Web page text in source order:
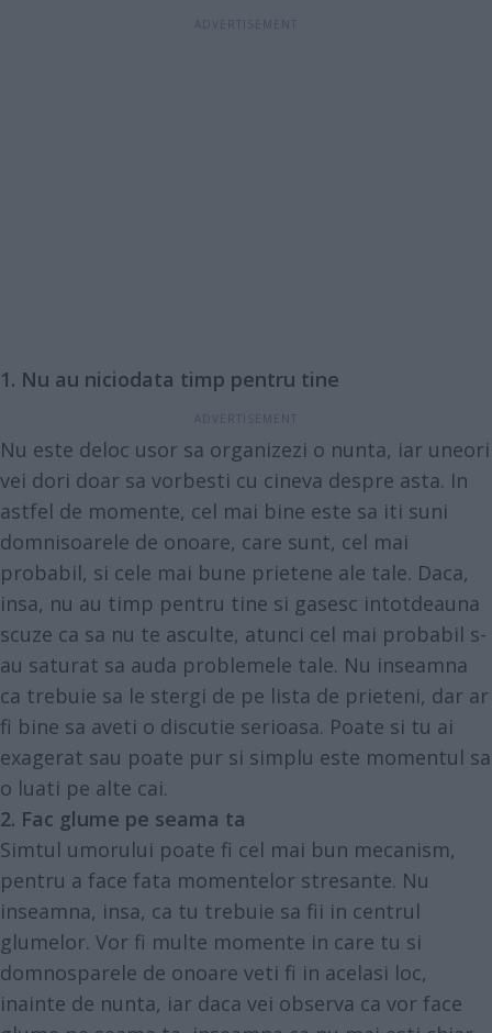
1. Nu au niciodata timp pentru tine
Nu este deloc usor sa organizezi o nunta, iar uneori
vei dori doar sa vorbesti cu cineva despre asta. In
astfel de momente, cel mai bine este sa iti suni
domnisoarele de onoare, care sunt, cel mai
probabil, si cele mai bune prietene ale tale. Daca,
insa, nu au timp pentru tine si gasesc intotdeauna
scuze ca sa nu te asculte, atunci cel mai probabil s-
au saturat sa auda problemele tale. Nu inseamna
ca trebuie sa le stergi de pe lista de prieteni, dar ar
fi bine sa aveti o discutie serioasa. Poate si tu ai
exagerat sau poate pur si simplu este momentul sa
o luati pe alte cai.
2. Fac glume pe seama ta
Simtul umorului poate fi cel mai bun mecanism,
pentru a face fata momentelor stresante. Nu
inseamna, insa, ca tu trebuie sa fii in centrul
glumelor. Vor fi multe momente in care tu si
domnosparele de onoare veti fi in acelasi loc,
inainte de nunta, iar daca vei observa ca vor face